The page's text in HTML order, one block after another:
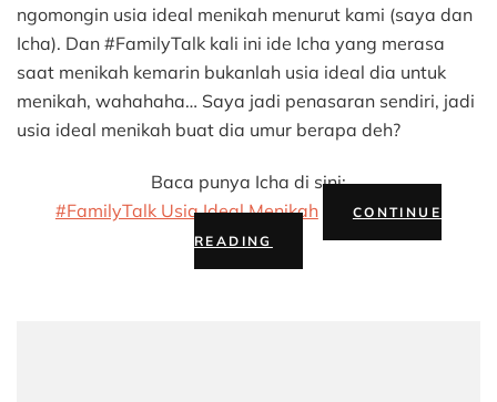
ngomongin usia ideal menikah menurut kami (saya dan
Icha). Dan #FamilyTalk kali ini ide Icha yang merasa
saat menikah kemarin bukanlah usia ideal dia untuk
menikah, wahahaha… Saya jadi penasaran sendiri, jadi
usia ideal menikah buat dia umur berapa deh?
Baca punya Icha di sini:
#FamilyTalk Usia Ideal Menikah
CONTINUE
READING#24:
IDEAL